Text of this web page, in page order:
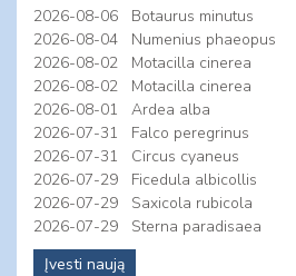
2026-08-06
Botaurus minutus
2026-08-04
Numenius phaeopus
2026-08-02
Motacilla cinerea
2026-08-02
Motacilla cinerea
2026-08-01
Ardea alba
2026-07-31
Falco peregrinus
2026-07-31
Circus cyaneus
2026-07-29
Ficedula albicollis
2026-07-29
Saxicola rubicola
2026-07-29
Sterna paradisaea
Įvesti naują